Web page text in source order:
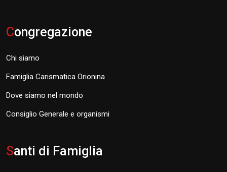
Congregazione
Chi siamo
Famiglia Carismatica Orionina
Dove siamo nel mondo
Consiglio Generale e organismi
Santi di Famiglia